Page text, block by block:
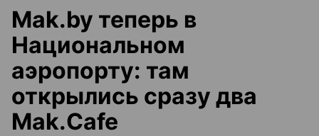
Mak.by теперь в
Национальном
аэропорту: там
открылись сразу два
Mak.Cafe